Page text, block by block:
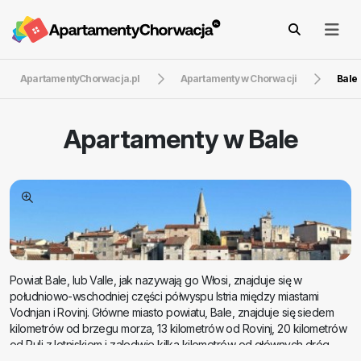
ApartamentyChorwacja.pl Apartamenty w Chorwacji Bale
Apartamenty wBale
Powiat Bale, lub Valle, jak nazywają go Włosi, znajduje się w
południowo-wschodniej części półwyspu Istria między miastami
Vodnjan i Rovinj. Główne miasto powiatu, Bale, znajduje się siedem
kilometrów od brzegu morza, 13 kilometrów od Rovinj, 20 kilometrów
od Puli z lotniskiem i zaledwie kilka kilometrów od głównych dróg